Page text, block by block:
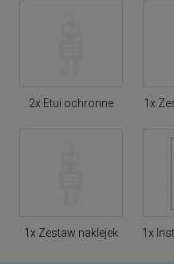
2x Etui ochronne 1x
1x Zestaw naklejek 1x